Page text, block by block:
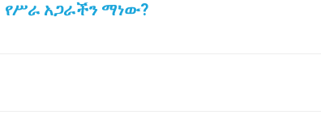
የሥራ አጋራችን ማነው?